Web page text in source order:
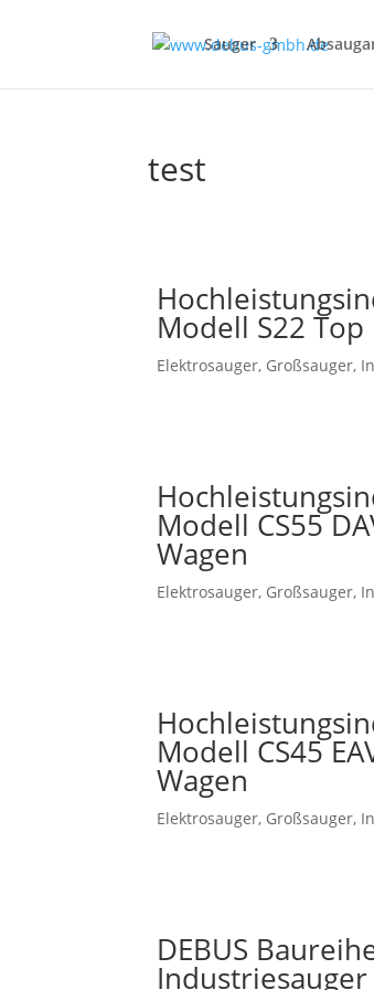
Sauger
test
Modell S22 Top
Elektrosauger, Großsauger,
Modell CS55
Wagen
Elektrosauger, Großsauger,
Modell CS45
Wagen
Elektrosauger, Großsauger,
DEBUS
Industriesauger